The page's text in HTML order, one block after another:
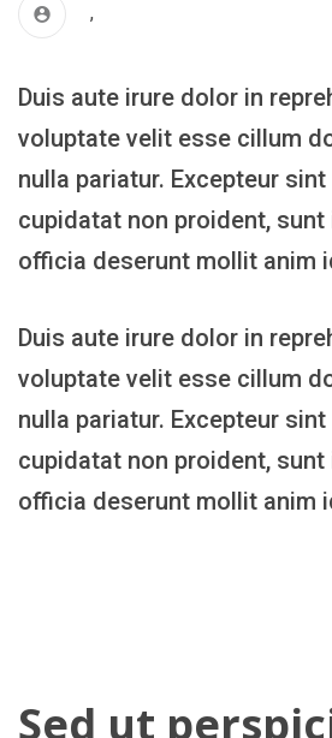
,
Duis aute irure dolor in
voluptate velit esse cillum
nulla pariatur. Excepteur
cupidatat non proident, sunt
officia deserunt mollit anim
Duis aute irure dolor in
voluptate velit esse cillum
nulla pariatur. Excepteur
cupidatat non proident, sunt
officia deserunt mollit anim
Sed ut